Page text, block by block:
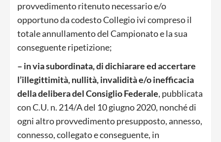
provvedimento ritenuto necessario e/o
opportuno da codesto Collegio ivi compreso il
totale annullamento del Campionato e la sua
conseguente ripetizione;
– in via subordinata, di dichiarare ed accertare
l’illegittimità, nullità, invalidità e/o inefficacia
della delibera del Consiglio Federale, pubblicata
con C.U. n. 214/A del 10 giugno 2020, nonché di
ogni altro provvedimento presupposto, annesso,
connesso, collegato e conseguente, in